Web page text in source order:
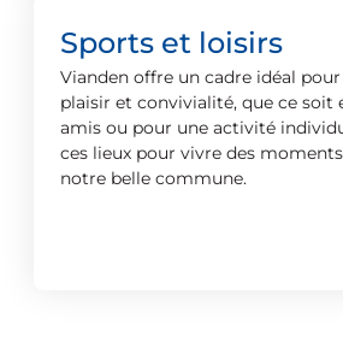
Sports et loisirs
Vianden offre un cadre idéal
plaisir et convivialité, que ce soit
amis ou pour une activité
ces lieux pour vivre des
notre belle commune.